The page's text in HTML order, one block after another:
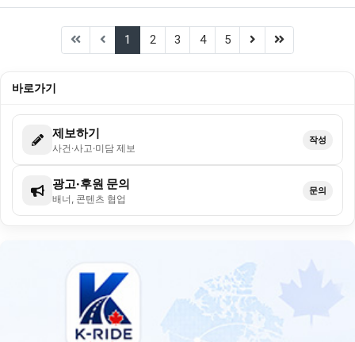
1 (current)
2 3 4 5 (next)(last)
바로가기
제보하기
사건·사고·미담 제보
작성
광고·후원 문의
배너, 콘텐츠 협업
문의